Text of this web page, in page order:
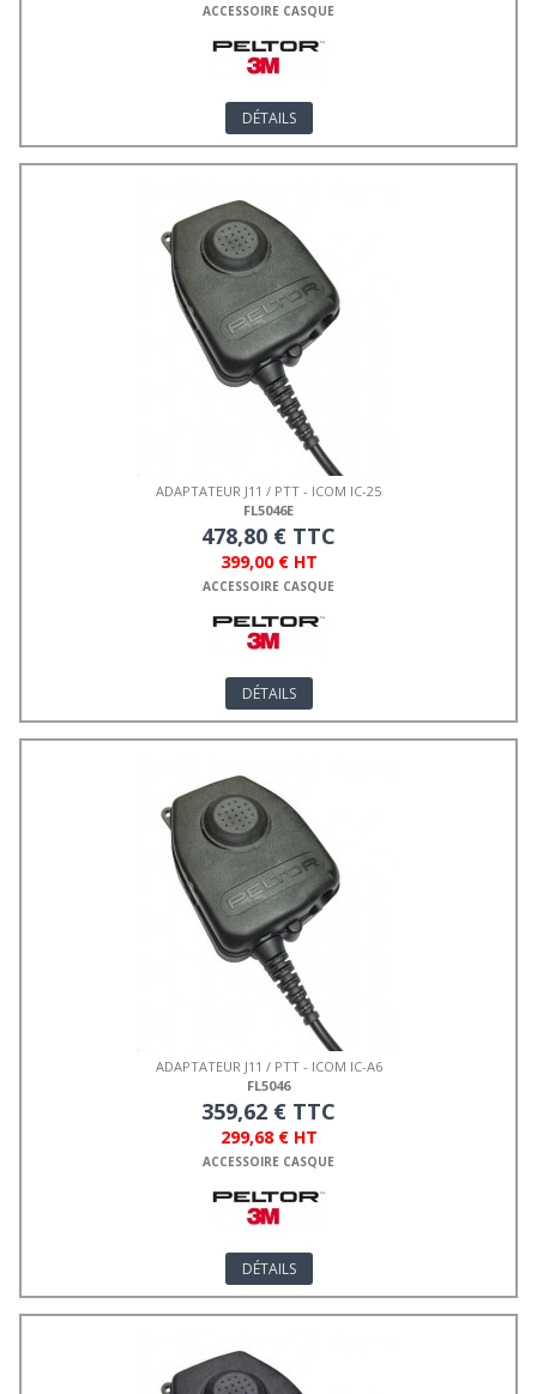
ACCESSOIRE CASQUE
DÉTAILS
ADAPTATEUR J11 / PTT - ICOM IC-25
FL5046E
478,80 € TTC
399,00 € HT
ACCESSOIRE CASQUE
DÉTAILS
ADAPTATEUR J11 / PTT - ICOM IC-A6
FL5046
359,62 € TTC
299,68 € HT
ACCESSOIRE CASQUE
DÉTAILS